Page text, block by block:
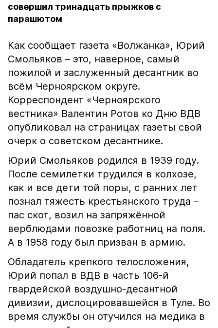
совершил тринадцать прыжков с
парашютом
Как сообщает газета «Волжанка», Юрий
Смольяков – это, наверное, самый
пожилой и заслуженный десантник во
всём Черноярском округе.
Корреспондент «Черноярского
вестника» Валентин Ротов ко Дню ВДВ
опубликовал на страницах газеты свой
очерк о советском десантнике.
Юрий Смольяков родился в 1939 году.
После семилетки трудился в колхозе,
как и все дети той поры, с ранних лет
познал тяжесть крестьянского труда –
пас скот, возил на запряжённой
верблюдами повозке работниц на поля.
А в 1958 году был призван в армию.
Обладатель крепкого телосложения,
Юрий попал в ВДВ в часть 106-й
гвардейской воздушно-десантной
дивизии, дислоцировавшейся в Туле. Во
время службы он отучился на медика в